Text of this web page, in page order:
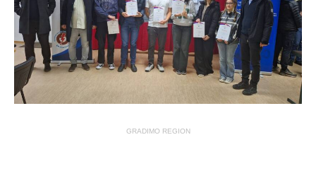
GRADIMO REGION